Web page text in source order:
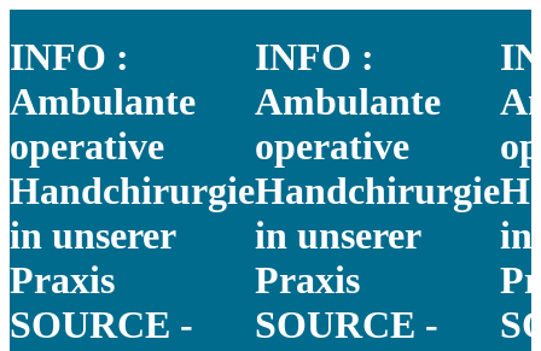
INFO :
Ambulante
operative
Handchirurgie
in unserer
Praxis
SOURCE -
INFO :
Ambulante
operative
Handchirurgie
in unserer
Praxis
SOURCE -
in